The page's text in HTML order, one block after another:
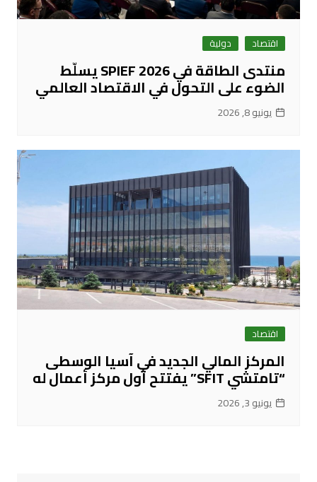
اقتصاد دولية
منتدى الطاقة في SPIEF 2026 يسلّط
الضوء على التحول في الاقتصاد العالمي
يونيو 8, 2026
اقتصاد
المركز المالي الجديد في آسيا الوسطى
“تامتشي SFIT” يفتتح أول مركز أعمال له
يونيو 3, 2026